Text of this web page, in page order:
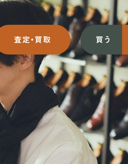
買う
査定・買取
ト買取 初めての方
ト買取 2回目以降の方